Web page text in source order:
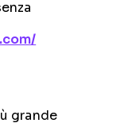
grande